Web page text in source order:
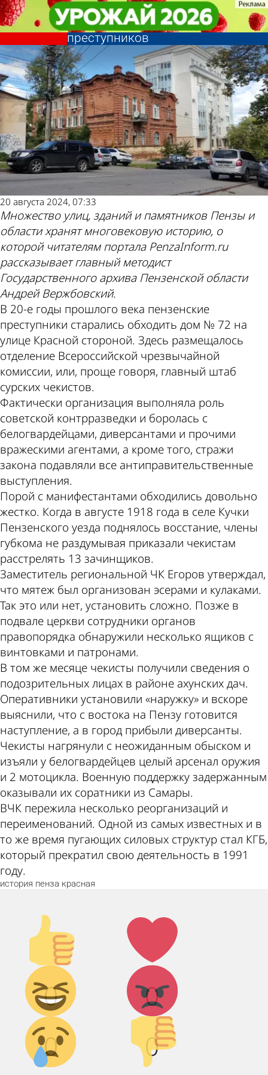
История Пензы: Здание на
Красной, 72, наводило ужас на
преступников
История
20 августа 2024, 07:33
Множество улиц, зданий и памятников Пензы и
области хранят многовековую историю, о
которой читателям портала PenzaInform.ru
рассказывает главный методист
Государственного архива Пензенской области
Андрей Вержбовский.
В 20-е годы прошлого века пензенские
преступники старались обходить дом № 72 на
улице Красной стороной. Здесь размещалось
отделение Всероссийской чрезвычайной
комиссии, или, проще говоря, главный штаб
сурских чекистов.
Фактически организация выполняла роль
советской контрразведки и боролась с
белогвардейцами, диверсантами и прочими
вражескими агентами, а кроме того, стражи
закона подавляли все антиправительственные
выступления.
Порой с манифестантами обходились довольно
жестко. Когда в августе 1918 года в селе Кучки
Пензенского уезда поднялось восстание, члены
губкома не раздумывая приказали чекистам
расстрелять 13 зачинщиков.
Заместитель региональной ЧК Егоров утверждал,
что мятеж был организован эсерами и кулаками.
Так это или нет, установить сложно. Позже в
подвале церкви сотрудники органов
правопорядка обнаружили несколько ящиков с
винтовками и патронами.
В том же месяце чекисты получили сведения о
подозрительных лицах в районе ахунских дач.
Оперативники установили «наружку» и вскоре
выяснили, что с востока на Пензу готовится
наступление, а в город прибыли диверсанты.
Чекисты нагрянули с неожиданным обыском и
изъяли у белогвардейцев целый арсенал оружия
и 2 мотоцикла. Военную поддержку задержанным
оказывали их соратники из Самары.
ВЧК пережила несколько реорганизаций и
переименований. Одной из самых известных и в
то же время пугающих силовых структур стал КГБ,
который прекратил свою деятельность в 1991
году.
история пенза красная
Палец
вверх!
0
Лайк!
0
Дикий
смех!
0
Агрессия!
0
Грусть :(
Палец
вниз!
История Пензы: Здание на
Красной, 72, наводило ужас на
преступников
История
Другие новости
по теме
Погода и курсы
валют в Пензе